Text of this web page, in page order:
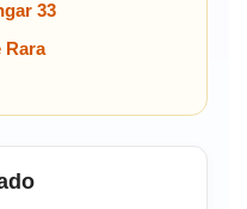
33
Rara